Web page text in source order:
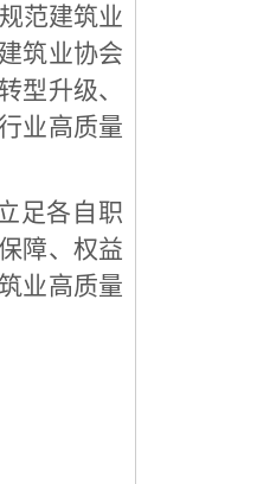
范建筑业
筑业协会
型升级、
业高质量
足各自职
障、权益
业高质量